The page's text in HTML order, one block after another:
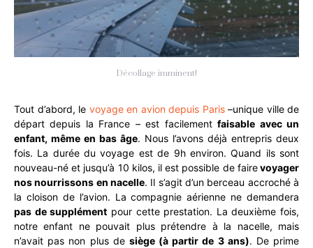
Décollage imminent!
Tout d’abord, le voyage en avion depuis Paris –unique ville de
départ depuis la France – est facilementfaisable avec un
enfant, même en bas âge. Nous l’avons déjà entrepris deux
fois. La durée du voyage est de 9h environ. Quand ils sont
nouveau-né et jusqu’à 10 kilos, il est possible de fairevoyager
nos nourrissons en nacelle. Il s’agit d’un berceau accroché à
la cloison de l’avion. La compagnie aérienne ne demandera
pas de supplément pour cette prestation. La deuxième fois,
notre enfant ne pouvait plus prétendre à la nacelle, mais
n’avait pas non plus de siège (à partir de 3 ans). De prime